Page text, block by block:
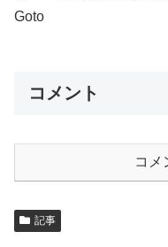
Goto
コメント
コメ
記事